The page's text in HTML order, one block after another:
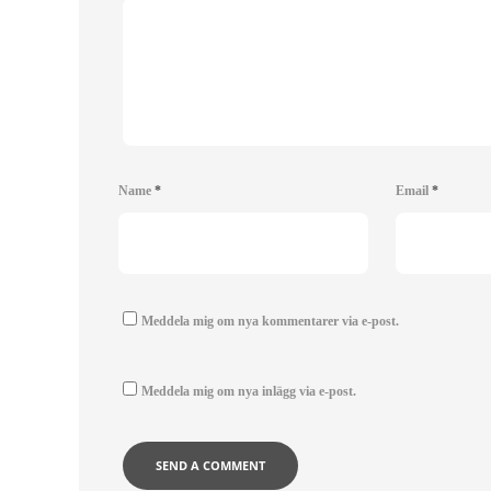
Name * Email *
Meddela mig om nya kommentarer via e-post.
Meddela mig om nya inlägg via e-post.